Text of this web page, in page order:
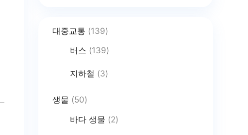
대중교통 (139)
버스 (139)
지하철 (3)
생물 (50)
바다 생물 (2)